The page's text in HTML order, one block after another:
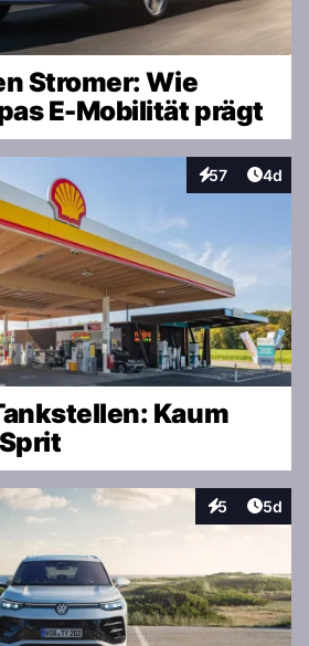
Stromer: Wie
E-Mobilität prägt
57
Interaktionen
4d
Kaum
5
Interaktionen
5d